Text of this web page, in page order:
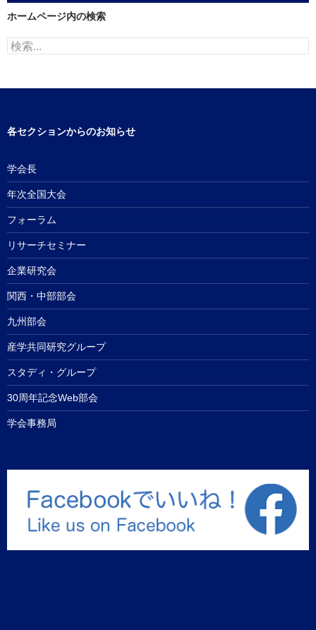
ホームページ内の検索
検
索:
各セクションからのお知らせ
学会長
年次全国大会
フォーラム
リサーチセミナー
企業研究会
関西・中部部会
九州部会
産学共同研究グループ
スタディ・グループ
30周年記念Web部会
学会事務局